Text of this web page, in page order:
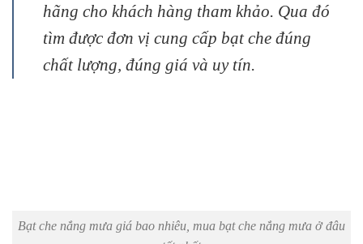
hãng cho khách hàng tham khảo. Qua đó
tìm được đơn vị cung cấp bạt che đúng
chất lượng, đúng giá và uy tín.
Bạt che nắng mưa giá bao nhiêu, mua bạt che nắng mưa ở đâu